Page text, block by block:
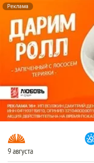
Реклама
9 августа